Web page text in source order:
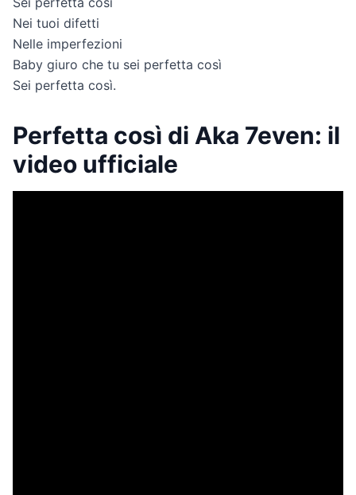
Nei tuoi difetti
Nelle imperfezioni
Baby giuro che tu sei perfetta così
Sei perfetta così.
Perfetta così di Aka 7even: il
video ufficiale